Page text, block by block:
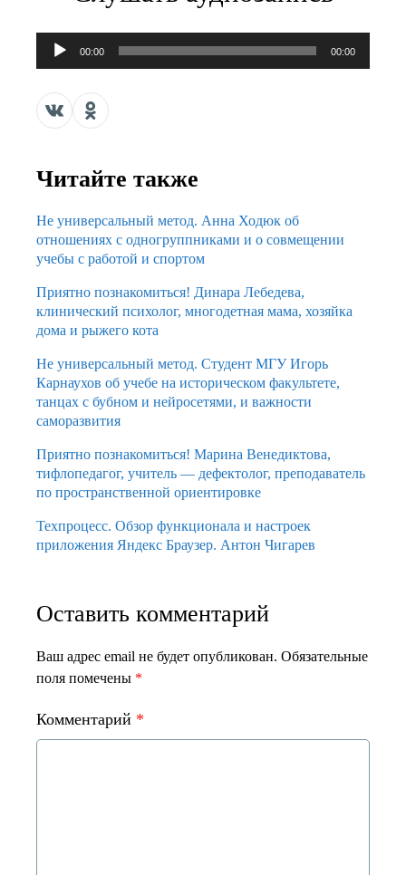
Аудиоплеер
00:00 00:00
Читайте также
Не универсальный метод. Анна Ходюк об
отношениях с одногруппниками и о совмещении
учебы с работой и спортом
Приятно познакомиться! Динара Лебедева,
клинический психолог, многодетная мама, хозяйка
дома и рыжего кота
Не универсальный метод. Студент МГУ Игорь
Карнаухов об учебе на историческом факультете,
танцах с бубном и нейросетями, и важности
саморазвития
Приятно познакомиться! Марина Венедиктова,
тифлопедагог, учитель — дефектолог, преподаватель
по пространственной ориентировке
Техпроцесс. Обзор функционала и настроек
приложения Яндекс Браузер. Антон Чигарев
Оставить комментарий
Ваш адрес email не будет опубликован. Обязательные
поля помечены *
Комментарий *